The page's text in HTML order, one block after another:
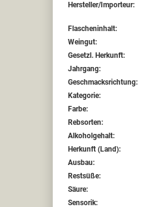
Hersteller/Importeur:
Flascheninhalt:
Weingut:
Gesetzl. Herkunft:
Jahrgang:
Geschmacksrichtung:
Kategorie:
Farbe:
Rebsorten:
Alkoholgehalt:
Herkunft (Land):
Ausbau:
Restsüße:
Säure:
Sensorik: